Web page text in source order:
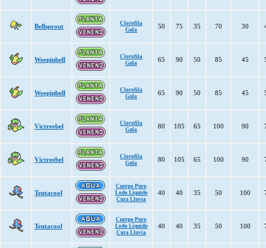
Bellsprout
Clorofila
Gula
50 75 35 70 30
Weepinbell
Clorofila
Gula
65 90 50 85 45
Weepinbell
Clorofila
Gula
65 90 50 85 45
Victreebel
Clorofila
Gula
80 105 65 100 90
Victreebel
Clorofila
Gula
80 105 65 100 90
Tentacool
Cuerpo Puro
Lodo Líquido
Cura Lluvia
40 40 35 50 100
Tentacool
Cuerpo Puro
Lodo Líquido
Cura Lluvia
40 40 35 50 100